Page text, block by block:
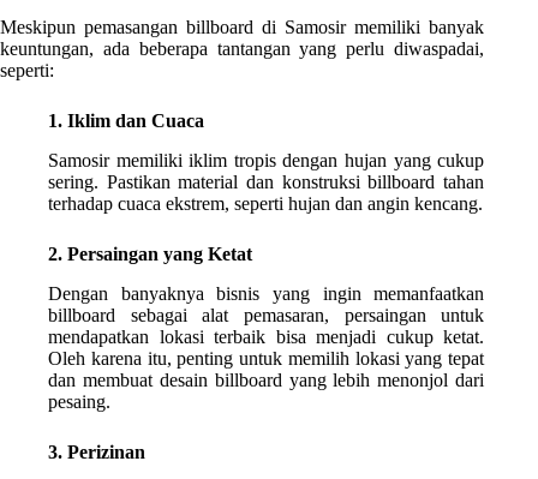
Meskipun pemasangan billboard di Samosir memiliki banyak
keuntungan, ada beberapa tantangan yang perlu diwaspadai,
seperti:
1. Iklim dan Cuaca
Samosir memiliki iklim tropis dengan hujan yang cukup
sering. Pastikan material dan konstruksi billboard tahan
terhadap cuaca ekstrem, seperti hujan dan angin kencang.
2. Persaingan yang Ketat
Dengan banyaknya bisnis yang ingin memanfaatkan
billboard sebagai alat pemasaran, persaingan untuk
mendapatkan lokasi terbaik bisa menjadi cukup ketat.
Oleh karena itu, penting untuk memilih lokasi yang tepat
dan membuat desain billboard yang lebih menonjol dari
pesaing.
3. Perizinan